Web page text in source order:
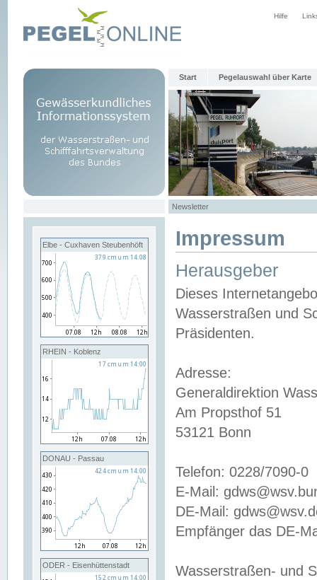
Hilfe
Start Pegelauswahl über Karte
Newsletter
Elbe - Cuxhaven Steubenhöft
RHEIN - Koblenz
DONAU - Passau
ODER - Eisenhüttenstadt
Impressum
Herausgeber
Dieses
Wasserstraßen und
Präsidenten.
Adresse:
Generaldirektion
Am Propsthof 51
53121 Bonn
Telefon: 0228/7090-0
E-Mail:
DE-Mail:
Empfänger das DE-
Wasserstraßen- und